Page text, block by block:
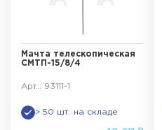
Мачта телескопическая
СМТП-15/8/4
Арт.: 93111-1
> 50 шт. на складе